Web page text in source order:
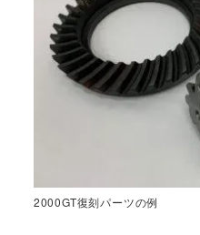
2000GT復刻パーツの例